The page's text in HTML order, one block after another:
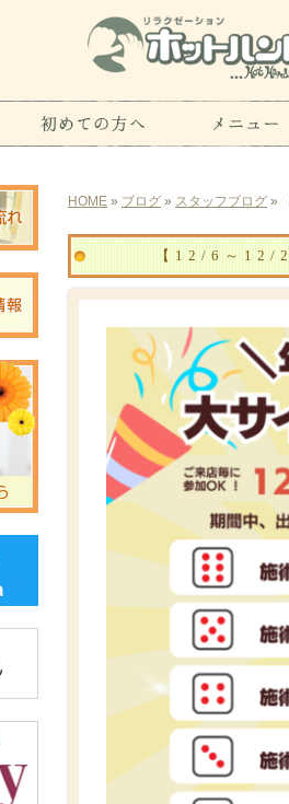
HOME » ブログ » スタッフブログ »
【12/6～12/